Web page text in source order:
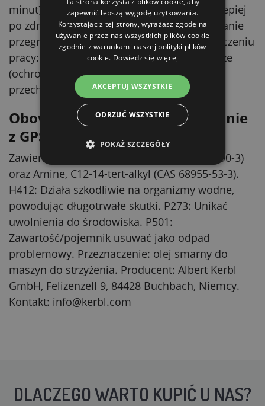
minut) dokraplaj olej na głowicę tnącą, najlepiej
po zdmuchnięciu zanieczyszczeń (zapobieganie
przegrzewaniu i tępieniu noży). 3) Po zakończeniu
pracy: Nałóż olej na suche, oczyszczone noże
(ochrona przed korozją podczas
przechowywania).
Obowiązkowe informacje zgodnie
z GPSR
Zawiera (Z)-oktadec-9-enylaminę (CAS 112-90-3)
oraz Amine, C12-14-tert-alkyl (CAS 68955-53-3).
H412: Działa szkodliwie na organizmy wodne,
powodując długotrwałe skutki. P273: Unikać
uwolnienia do środowiska. P501:
Zawartość/pojemnik usuwać jako odpad
problemowy. Przeznaczenie: olej smarny do
maszyn do strzyżenia. Producent: Albert Kerbl
GmbH, Felizenzell 9, 84428 Buchbach, Niemcy.
Kontakt: info@kerbl.com
DLACZEGO WARTO KUPIĆ U NAS?
zapewnić lepszą wygodę użytkowania.
Korzystając z tej strony, wyrażasz zgodę na
używanie przez nas wszystkich plików cookie
zgodnie z warunkami naszej polityki plików
cookie. Dowiedz się więcej
AKCEPTUJ WSZYSTKIE
ODRZUĆ WSZYSTKIE
POKAŻ SZCZEGÓŁY